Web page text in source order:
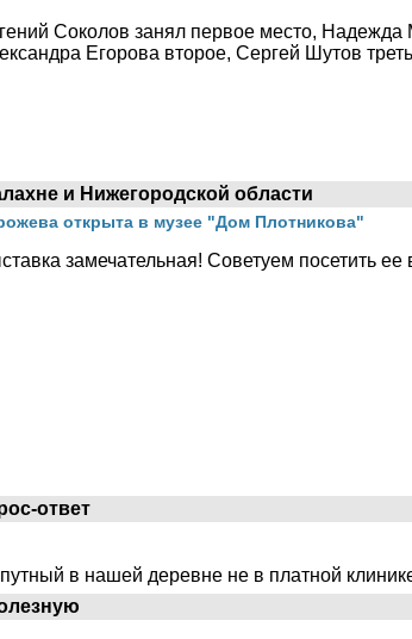
Соколов занял первое место,
Егорова второе, Сергей Шутов
и Нижегородской области
открыта в музее "Дом Плотникова"
замечательная! Советуем посетить
ответ
в нашей деревне не в платной